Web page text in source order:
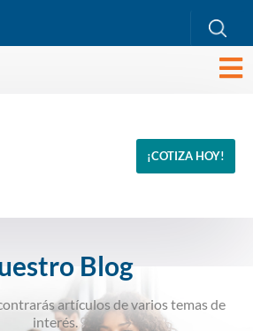
¡COTIZA HOY!
Blog
artículos de varios temas de
interés.